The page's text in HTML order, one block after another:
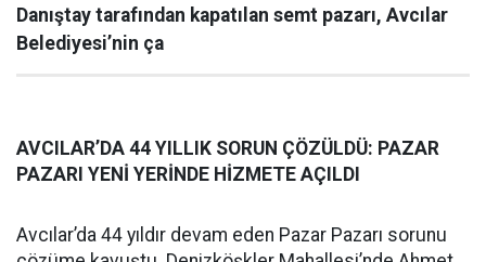
Danıştay tarafından kapatılan semt pazarı, Avcılar
Belediyesi’nin ça
AVCILAR’DA 44 YILLIK SORUN ÇÖZÜLDÜ: PAZAR
PAZARI YENİ YERİNDE HİZMETE AÇILDI
Avcılar’da 44 yıldır devam eden Pazar Pazarı sorunu